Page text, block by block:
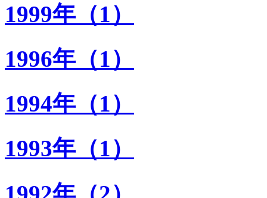
1999年（1）
1996年（1）
1994年（1）
1993年（1）